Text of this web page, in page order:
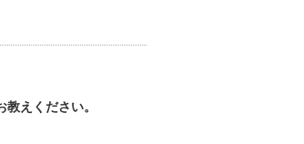
えください。